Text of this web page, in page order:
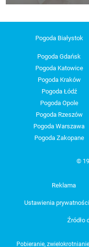
Pogoda Białystok
Pogoda Gdańsk
Pogoda Katowice
Pogoda Kraków
Pogoda Łódź
Pogoda Opole
Pogoda Rzeszów
Pogoda Warszawa
Pogoda Zakopane
©
Reklama
Ustawienia prywatności
Źródło
Pobieranie,